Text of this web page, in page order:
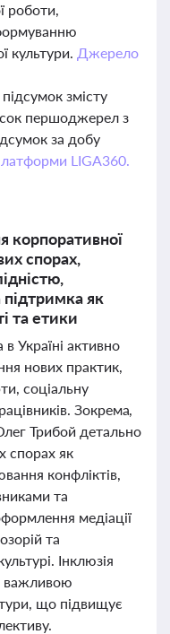
роботи,
культури. Джерело
змісту
першоджерел з
за добу
LIGA360.
корпоративної
спорах,
як
та етики
Україні активно
нових практик,
соціальну
Зокрема,
Трибой детально
спорах як
конфліктів,
та
медіації
та
Інклюзія
важливою
що підвищує